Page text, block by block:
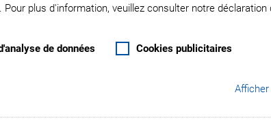
plus d'information, veuillez consulter notre déclaration
de données Cookies publicitaires
specific product development, flexible increase in
technical specifications, many other factors
to jointly develop products and solutions with